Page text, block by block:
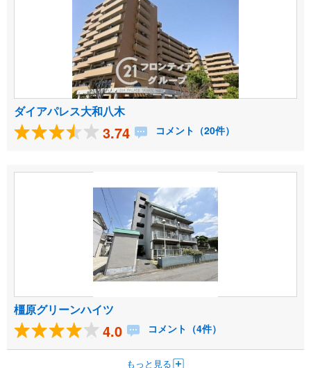
ダイアパレス大和八木
3.74 コメント（20件）
橿原グリーンハイツ
4.0 コメント（4件）
もっと見る